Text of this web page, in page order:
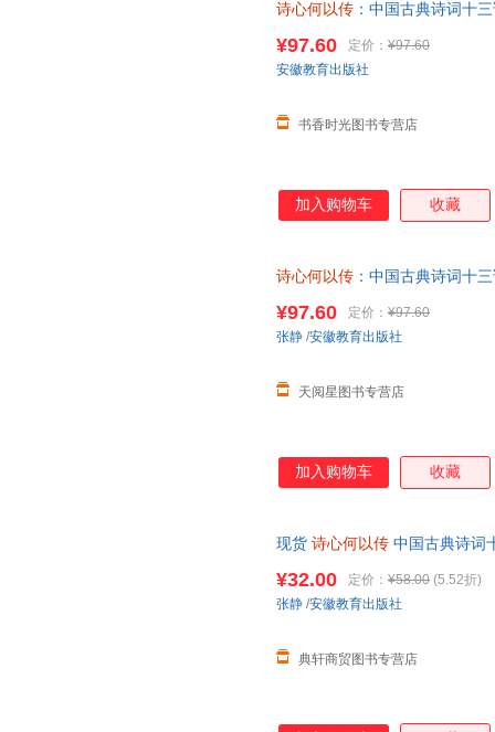
诗心何以传 ：中国古典诗词十
¥97.60 定价： ¥97.60
书香时光图书专营店
安徽教育出版社
加入购物车 收藏
诗心何以传 ：中国古典诗词十
¥97.60 定价： ¥97.60
天阅星图书专营店
张静 /安徽教育出版社
加入购物车 收藏
现货 诗心何以传 中国古典诗词
¥32.00 定价： ¥58.00 (5.52折)
典轩商贸图书专营店
张静 /安徽教育出版社